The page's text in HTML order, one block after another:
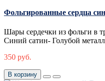
Фольгированные сердца
Шары сердечки из фольги в
Синий сатин- Голубой
350 руб.
В корзину